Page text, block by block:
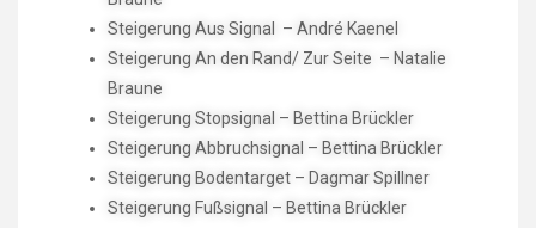
Steigerung Aus Signal – André Kaenel
Steigerung An den Rand/ Zur Seite – Natalie
Braune
Steigerung Stopsignal – Bettina Brückler
Steigerung Abbruchsignal – Bettina Brückler
Steigerung Bodentarget – Dagmar Spillner
Steigerung Fußsignal – Bettina Brückler